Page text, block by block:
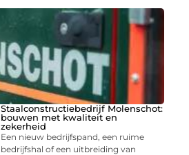
Staalconstructiebedrijf Molenschot:
bouwen met kwaliteit en
zekerheid
Een nieuw bedrijfspand, een ruime
bedrijfshal of een uitbreiding van